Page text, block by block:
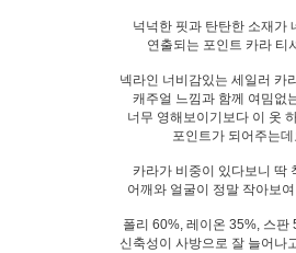
넉넉한 핏과 탄탄한 소재가
연출되는 포인트 카라 티
넥라인 너비감있는 세일러 카
캐주얼 느낌과 함께 여밈없
너무 영해보이기보다 이 옷
포인트가 되어주는
카라가 비중이 있다보니 딱
어깨와 얼굴이 정말 작아보
폴리 60%, 레이온 35%, 스판
신축성이 사방으로 잘 늘어나